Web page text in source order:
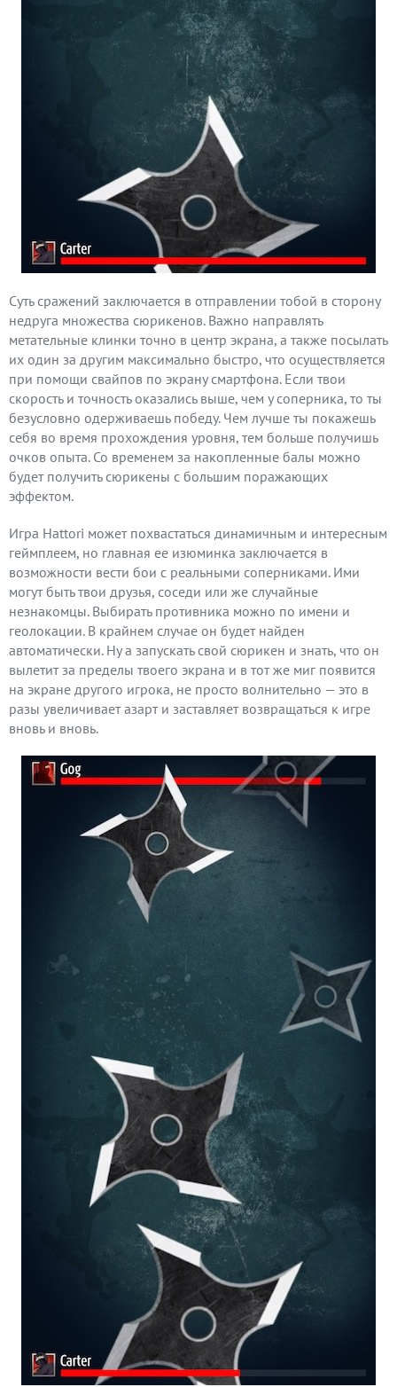
Суть сражений заключается в отправлении тобой в сторону
недруга множества сюрикенов. Важно направлять
метательные клинки точно в центр экрана, а также посылать
их один за другим максимально быстро, что осуществляется
при помощи свайпов по экрану смартфона. Если твои
скорость и точность оказались выше, чем у соперника, то ты
безусловно одерживаешь победу. Чем лучше ты покажешь
себя во время прохождения уровня, тем больше получишь
очков опыта. Со временем за накопленные балы можно
будет получить сюрикены с большим поражающих
эффектом.
Игра Hattori может похвастаться динамичным и интересным
геймплеем, но главная ее изюминка заключается в
возможности вести бои с реальными соперниками. Ими
могут быть твои друзья, соседи или же случайные
незнакомцы. Выбирать противника можно по имени и
геолокации. В крайнем случае он будет найден
автоматически. Ну а запускать свой сюрикен и знать, что он
вылетит за пределы твоего экрана и в тот же миг появится
на экране другого игрока, не просто волнительно — это в
разы увеличивает азарт и заставляет возвращаться к игре
вновь и вновь.